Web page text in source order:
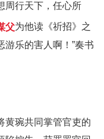
周行天下，任心所
父为他读《祈招》之
乐的害人啊！”奏书
黄琬共同掌管官吏的